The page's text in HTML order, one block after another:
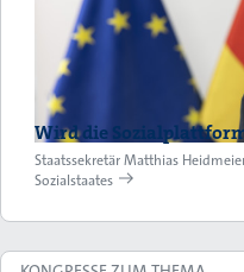
Wird die
Staatssekretär Matthias
Sozialstaates